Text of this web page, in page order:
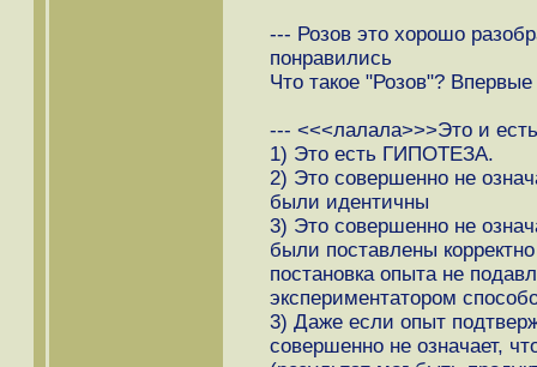
--- Розов это хорошо
понравились
Что такое "Розов"?
--- <<<лалала>>>Это и
1) Это есть ГИПОТЕЗА.
2) Это совершенно не
были идентичны
3) Это совершенно не
были поставлены
постановка опыта не
экспериментатором
3) Даже если опыт
совершенно не означает,